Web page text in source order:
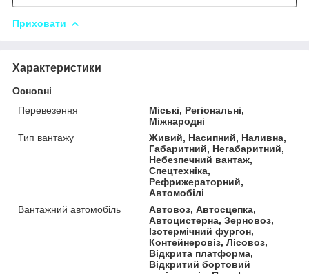
Приховати
Характеристики
Основні
Перевезення
Міські, Регіональні,
Міжнародні
Тип вантажу
Живий, Насипний, Наливна,
Габаритний, Негабаритний,
Небезпечний вантаж,
Спецтехніка,
Рефрижераторний,
Автомобілі
Вантажний автомобіль
Автовоз, Автосцепка,
Автоцистерна, Зерновоз,
Ізотермічний фургон,
Контейнеровіз, Лісовоз,
Відкрита платформа,
Відкритий бортовий